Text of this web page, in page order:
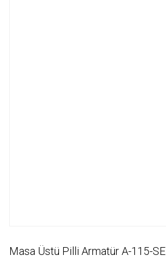
Masa Üstü Pilli Armatür A-115-SE